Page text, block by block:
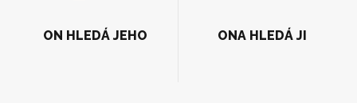
ON HLEDÁ JEHO ONA HLEDÁ JI